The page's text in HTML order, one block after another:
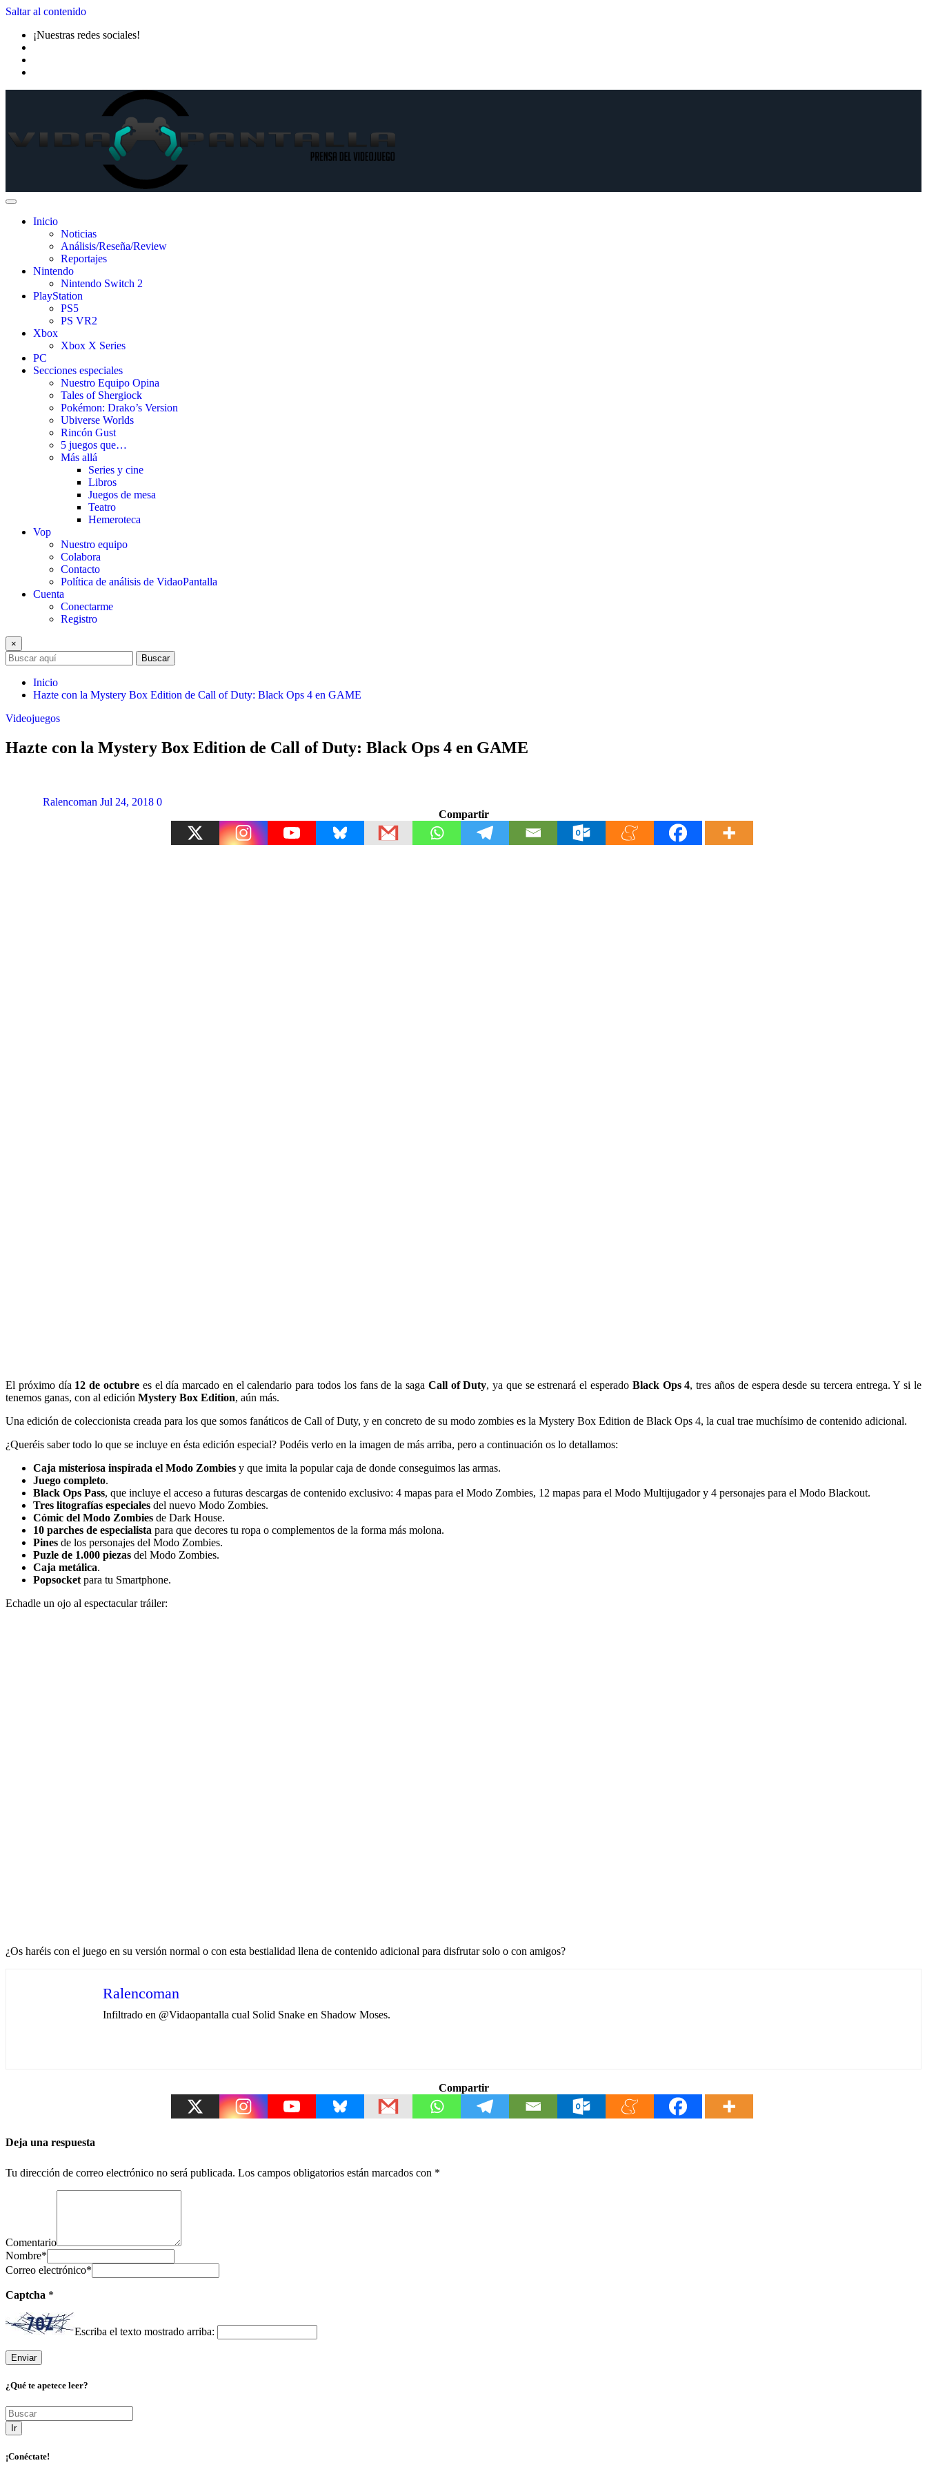
Saltar al contenido
¡Nuestras redes sociales!
Inicio
Noticias
Análisis/Reseña/Review
Reportajes
Nintendo
Nintendo Switch 2
PlayStation
PS5
PS VR2
Xbox
Xbox X Series
PC
Secciones especiales
Nuestro Equipo Opina
Tales of Shergiock
Pokémon: Drako’s Version
Ubiverse Worlds
Rincón Gust
5 juegos que…
Más allá
Series y cine
Libros
Juegos de mesa
Teatro
Hemeroteca
Vop
Nuestro equipo
Colabora
Contacto
Política de análisis de VidaoPantalla
Cuenta
Conectarme
Registro
×
Buscar
Inicio
Hazte con la Mystery Box Edition de Call of Duty: Black Ops 4 en GAME
Videojuegos
Hazte con la Mystery Box Edition de Call of Duty: Black Ops 4 en GAME
Ralencoman Jul 24, 2018 0
Compartir
El próximo día 12 de octubre es el día marcado en el calendario para todos los fans de la saga Call of Duty, ya que se estrenará el esperado Black Ops 4, tres años de espera desde su tercera entrega. Y si le
tenemos ganas, con al edición Mystery Box Edition, aún más.
Una edición de coleccionista creada para los que somos fanáticos de Call of Duty, y en concreto de su modo zombies es la Mystery Box Edition de Black Ops 4, la cual trae muchísimo de contenido adicional.
¿Queréis saber todo lo que se incluye en ésta edición especial? Podéis verlo en la imagen de más arriba, pero a continuación os lo detallamos:
Caja misteriosa inspirada el Modo Zombies y que imita la popular caja de donde conseguimos las armas.
Juego completo.
Black Ops Pass, que incluye el acceso a futuras descargas de contenido exclusivo: 4 mapas para el Modo Zombies, 12 mapas para el Modo Multijugador y 4 personajes para el Modo Blackout.
Tres litografías especiales del nuevo Modo Zombies.
Cómic del Modo Zombies de Dark House.
10 parches de especialista para que decores tu ropa o complementos de la forma más molona.
Pines de los personajes del Modo Zombies.
Puzle de 1.000 piezas del Modo Zombies.
Caja metálica.
Popsocket para tu Smartphone.
Echadle un ojo al espectacular tráiler:
¿Os haréis con el juego en su versión normal o con esta bestialidad llena de contenido adicional para disfrutar solo o con amigos?
Ralencoman
Infiltrado en @Vidaopantalla cual Solid Snake en Shadow Moses.
Compartir
Deja una respuesta
Tu dirección de correo electrónico no será publicada. Los campos obligatorios están marcados con *
Comentario
Nombre*
Correo electrónico*
Captcha *
Escriba el texto mostrado arriba:
¿Qué te apetece leer?
Ir
¡Conéctate!